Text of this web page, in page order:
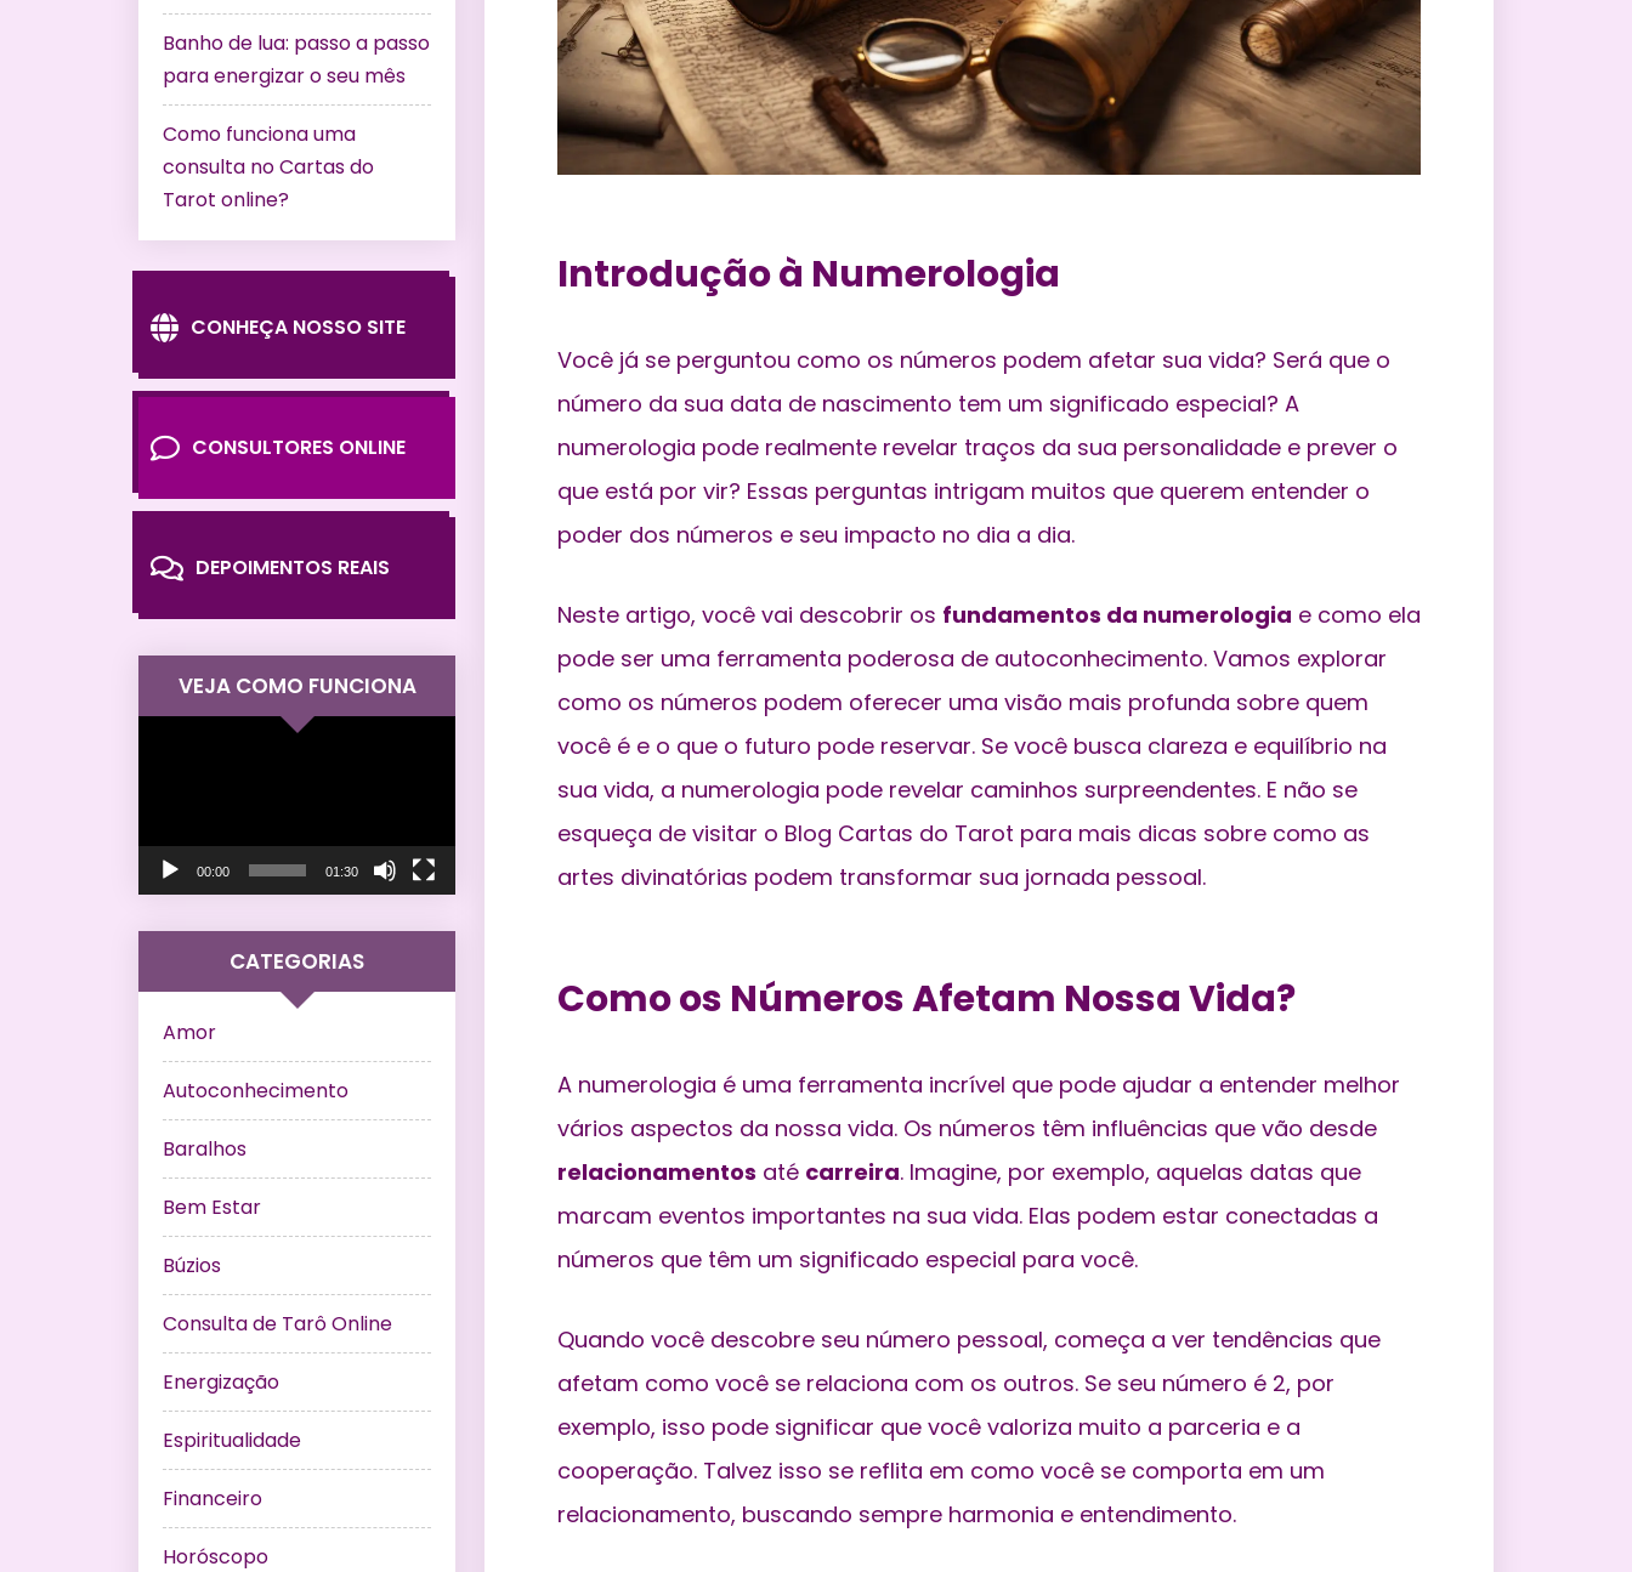
Introdução à Numerologia
Você já se perguntou como os números podem afetar sua vida? Será que o
número da sua data de nascimento tem um significado especial? A
numerologia pode realmente revelar traços da sua personalidade e prever o
que está por vir? Essas perguntas intrigam muitos que querem entender o
poder dos números e seu impacto no dia a dia.
Neste artigo, você vai descobrir os fundamentos da numerologia e como ela
pode ser uma ferramenta poderosa de autoconhecimento. Vamos explorar
como os números podem oferecer uma visão mais profunda sobre quem
você é e o que o futuro pode reservar. Se você busca clareza e equilíbrio na
sua vida, a numerologia pode revelar caminhos surpreendentes. E não se
esqueça de visitar o Blog Cartas do Tarot para mais dicas sobre como as
artes divinatórias podem transformar sua jornada pessoal.
Como os Números Afetam Nossa Vida?
A numerologia é uma ferramenta incrível que pode ajudar a entender melhor
vários aspectos da nossa vida. Os números têm influências que vão desde
relacionamentos até carreira. Imagine, por exemplo, aquelas datas que
marcam eventos importantes na sua vida. Elas podem estar conectadas a
números que têm um significado especial para você.
Quando você descobre seu número pessoal, começa a ver tendências que
afetam como você se relaciona com os outros. Se seu número é 2, por
exemplo, isso pode significar que você valoriza muito a parceria e a
cooperação. Talvez isso se reflita em como você se comporta em um
relacionamento, buscando sempre harmonia e entendimento.
Banho de lua: passo a passo
para energizar o seu mês
Como funciona uma
consulta no Cartas do
Tarot online?
CONHEÇA NOSSO SITE
CONSULTORES ONLINE
DEPOIMENTOS REAIS
VEJA COMO FUNCIONA
00:00 01:30
CATEGORIAS
Amor
Autoconhecimento
Baralhos
Bem Estar
Búzios
Consulta de Tarô Online
Energização
Espiritualidade
Financeiro
Horóscopo